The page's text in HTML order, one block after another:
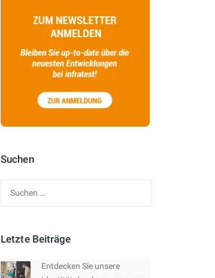
Suchen
Letzte Beiträge
Entdecken Sie unsere